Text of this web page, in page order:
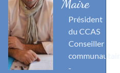
Maire
Président
du CCAS
Conseiller
communautaire
-